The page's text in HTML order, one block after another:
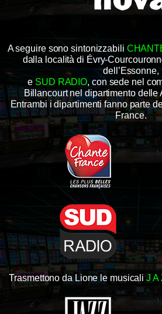
A seguire sono sintonizzabili
dalla località di Évry-
dell’Essonne,
e SUD RADIO, con sede nel
Billancourt nel dipartimento delle
Entrambi i dipartimenti fanno parte
France.
Trasmettono da Lione le musicaliJ A